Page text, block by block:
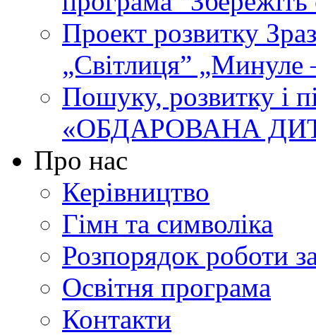
Проект розвитку
„Світлиця” „Минуле
Пошуку, розвитку і
«ОБДАРОВАНА
Про нас
Керівництво
Гімн та символіка
Розпорядок роботи
Освітня програма
Контакти